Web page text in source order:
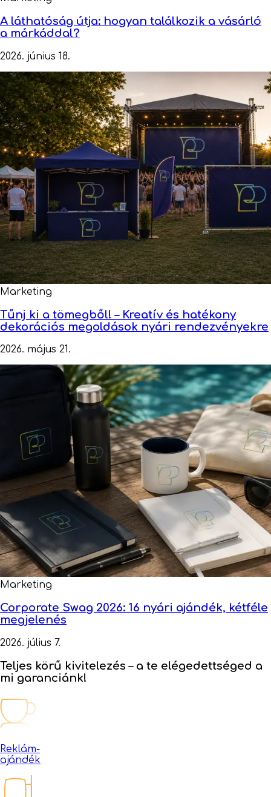
A láthatóság útja: hogyan találkozik a vásárló
a márkáddal?
2026. június 18.
Marketing
Tűnj ki a tömegből! – Kreatív és hatékony
dekorációs megoldások nyári rendezvényekre
2026. május 21.
Marketing
Corporate Swag 2026: 16 nyári ajándék, kétféle
megjelenés
2026. július 7.
Teljes körű kivitelezés – a te elégedettséged a
mi garanciánk!
Reklám-
ajándék